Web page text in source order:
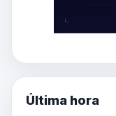
Última hora